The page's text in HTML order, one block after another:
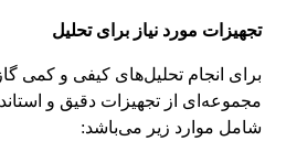
تجهیزات مورد نیاز برای تحلیل
برای انجام تحلیل‌های کیفی و کمی
مجموعه‌ای از تجهیزات دقیق و
شامل موارد زیر می‌باشد: